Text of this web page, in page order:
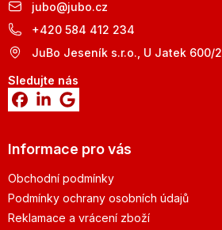
jubo@jubo.cz
+420 584 412 234
JuBo Jeseník s.r.o., U Jatek 600/2
Sledujte nás
Informace pro vás
Obchodní podmínky
Podmínky ochrany osobních údajů
Reklamace a vrácení zboží